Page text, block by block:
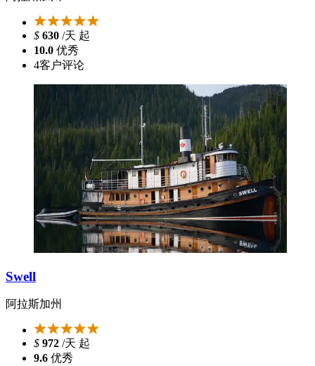
$ 630 /天 起
10.0 优秀
4客户评论
Swell
阿拉斯加州
$ 972 /天 起
9.6 优秀